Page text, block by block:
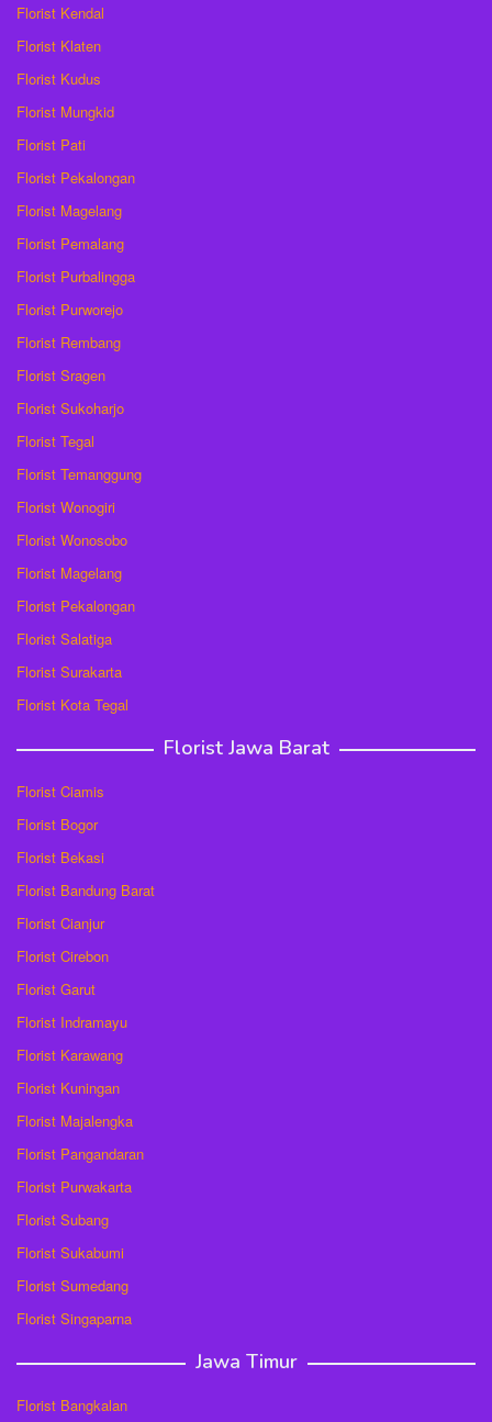
Florist Kendal
Florist Klaten
Florist Kudus
Florist Mungkid
Florist Pati
Florist Pekalongan
Florist Magelang
Florist Pemalang
Florist Purbalingga
Florist Purworejo
Florist Rembang
Florist Sragen
Florist Sukoharjo
Florist Tegal
Florist Temanggung
Florist Wonogiri
Florist Wonosobo
Florist Magelang
Florist Pekalongan
Florist Salatiga
Florist Surakarta
Florist Kota Tegal
Florist Jawa Barat
Florist Ciamis
Florist Bogor
Florist Bekasi
Florist Bandung Barat
Florist Cianjur
Florist Cirebon
Florist Garut
Florist Indramayu
Florist Karawang
Florist Kuningan
Florist Majalengka
Florist Pangandaran
Florist Purwakarta
Florist Subang
Florist Sukabumi
Florist Sumedang
Florist Singaparna
Jawa Timur
Florist Bangkalan